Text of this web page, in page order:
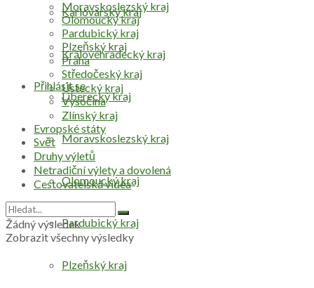
Přihlásit se
Karlovarský kraj
Královéhradecký kraj
Liberecký kraj
Moravskoslezský kraj
Olomoucký kraj
Pardubický kraj
Plzeňský kraj
Moravskoslezský kraj
Olomoucký kraj
Pardubický kraj
Plzeňský kraj
Praha
Středočeský kraj
Ústecký kraj
Vysočina
Zlínský kraj
Evropské státy
Svět
Druhy výletů
Netradiční výlety a dovolená
Cestovatelská videa
Žádný výsledek
Zobrazit všechny výsledky